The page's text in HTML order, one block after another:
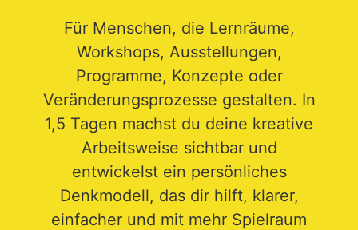
Für Menschen, die Lernräume,
Workshops, Ausstellungen,
Programme, Konzepte oder
Veränderungsprozesse gestalten. In
1,5 Tagen machst du deine kreative
Arbeitsweise sichtbar und
entwickelst ein persönliches
Denkmodell, das dir hilft, klarer,
einfacher und mit mehr Spielraum